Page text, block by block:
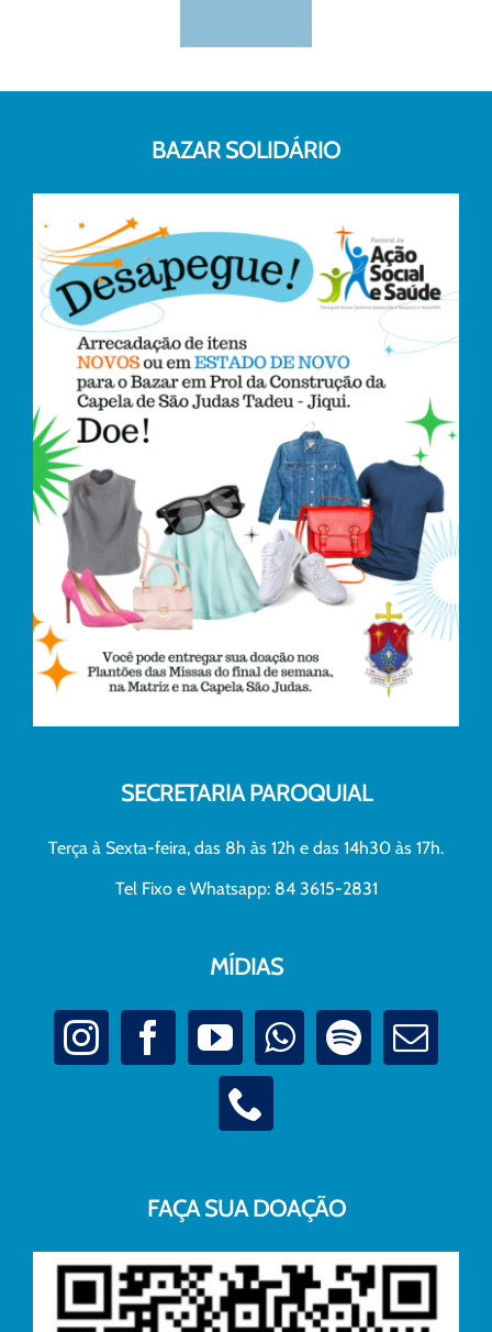
BAZAR SOLIDÁRIO
SECRETARIA PAROQUIAL
Terça à Sexta-feira, das 8h às 12h e das 14h30 às 17h.
Tel Fixo e Whatsapp: 84 3615-2831
MÍDIAS
FAÇA SUA DOAÇÃO